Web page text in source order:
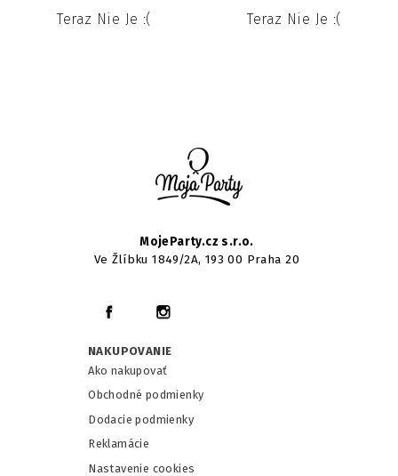
Teraz Nie Je :( Teraz Nie Je :(
MojeParty.cz s.r.o.
Ve Žlíbku 1849/2A, 193 00 Praha 20
NAKUPOVANIE
Ako nakupovať
Obchodné podmienky
Dodacie podmienky
Reklamácie
Nastavenie cookies